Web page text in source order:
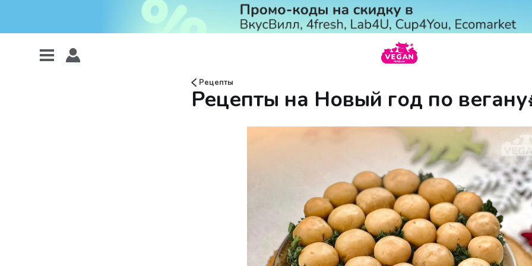
Рецепты
Рецепты на Новый год по